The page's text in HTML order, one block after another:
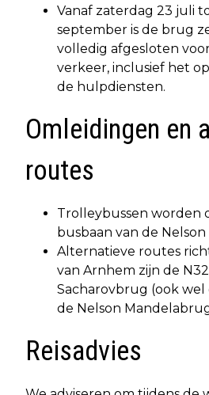
Vanaf zaterdag 23 juli
september is de brug
volledig afgesloten
verkeer, inclusief het
de hulpdiensten.
Omleidingen en
routes
Trolleybussen worden
busbaan van de
Alternatieve routes
van Arnhem zijn de
Sacharovbrug (ook
de Nelson
Reisadvies